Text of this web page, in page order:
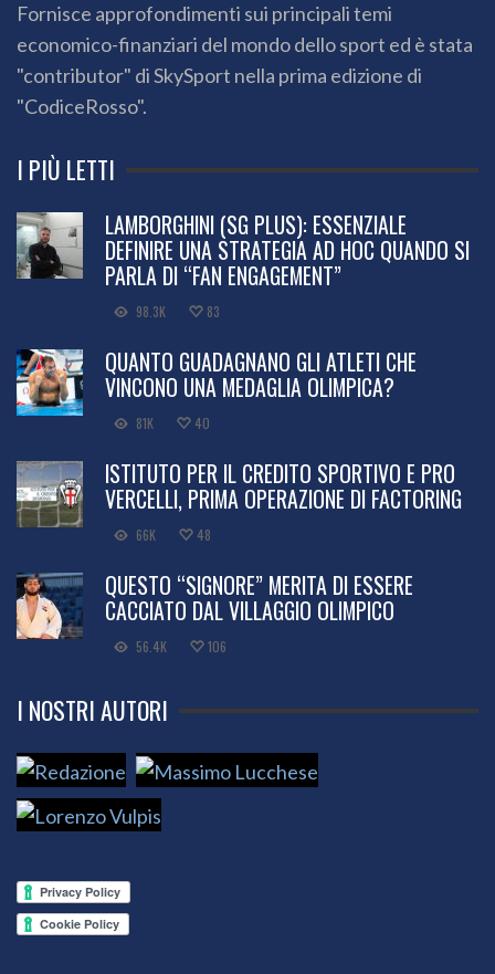
Fornisce approfondimenti sui principali temi
economico-finanziari del mondo dello sport ed è stata
"contributor" di SkySport nella prima edizione di
"CodiceRosso".
I PIÙ LETTI
LAMBORGHINI (SG PLUS): ESSENZIALE
DEFINIRE UNA STRATEGIA AD HOC QUANDO SI
PARLA DI “FAN ENGAGEMENT”
98.3K 83
QUANTO GUADAGNANO GLI ATLETI CHE
VINCONO UNA MEDAGLIA OLIMPICA?
81K 40
ISTITUTO PER IL CREDITO SPORTIVO E PRO
VERCELLI, PRIMA OPERAZIONE DI FACTORING
66K 48
QUESTO “SIGNORE” MERITA DI ESSERE
CACCIATO DAL VILLAGGIO OLIMPICO
56.4K 106
I NOSTRI AUTORI